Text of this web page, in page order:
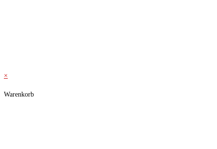
×
Warenkorb